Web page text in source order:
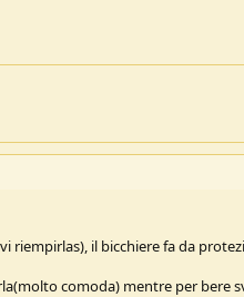
riempirlas), il bicchiere fa da
comoda) mentre per bere